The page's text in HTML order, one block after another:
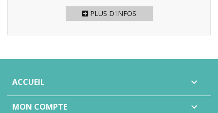
PLUS D'INFOS
ACCUEIL 
MON COMPTE 